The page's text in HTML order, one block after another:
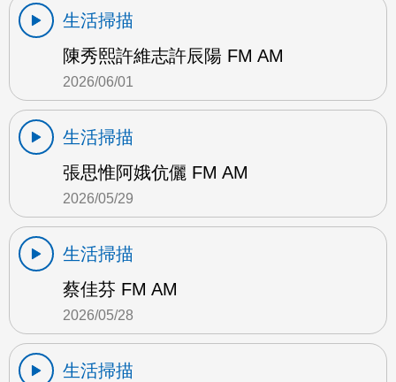
生活掃描
陳秀熙許維志許辰陽 FM AM
2026/06/01
生活掃描
張思惟阿娥伉儷 FM AM
2026/05/29
生活掃描
蔡佳芬 FM AM
2026/05/28
生活掃描